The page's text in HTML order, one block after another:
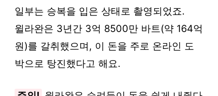
일부는 승복을 입은 상태로 촬영되었죠.
윌라완은 3년간 3억 8500만 바트(약 164억
원)를 갈취했으며, 이 돈을 주로 온라인 도
박으로 탕진했다고 해요.